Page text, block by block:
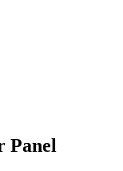
Panel